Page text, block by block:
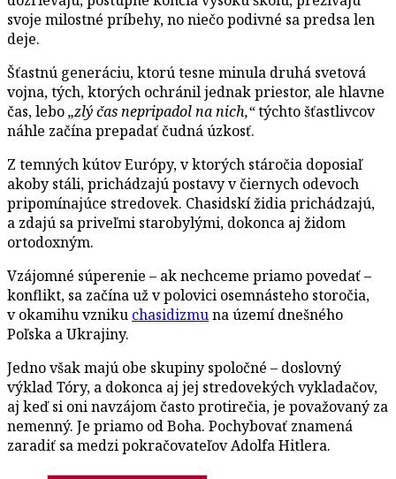
svoje milostné príbehy, no niečo podivné sa predsa len
deje.
Šťastnú generáciu, ktorú tesne minula druhá svetová
vojna, tých, ktorých ochránil jednak priestor, ale hlavne
čas, lebo„zlý čas nepripadol na nich,“týchto šťastlivcov
náhle začína prepadať čudná úzkosť.
Z temných kútov Európy, v ktorých stáročia doposiaľ
akoby stáli, prichádzajú postavy v čiernych odevoch
pripomínajúce stredovek. Chasidskí židia prichádzajú,
a zdajú sa priveľmi starobylými, dokonca aj židom
ortodoxným.
Vzájomné súperenie – ak nechceme priamo povedať –
konflikt, sa začína už v polovici osemnásteho storočia,
v okamihu vzniku chasidizmuna území dnešného
Poľska a Ukrajiny.
Jedno však majú obe skupiny spoločné – doslovný
výklad Tóry, a dokonca aj jej stredovekých vykladačov,
aj keď si oni navzájom často protirečia, je považovaný za
nemenný. Je priamo od Boha. Pochybovať znamená
zaradiť sa medzi pokračovateľov Adolfa Hitlera.